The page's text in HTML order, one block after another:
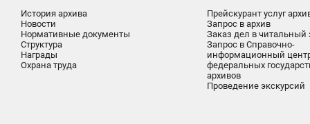
История архива
Новости
Нормативные документы
Структура
Награды
Охрана труда
Прейскурант услуг
Запрос в архив
Заказ дел в читальный
Запрос в Справочно-
информационный
федеральных
архивов
Проведение экскурсий